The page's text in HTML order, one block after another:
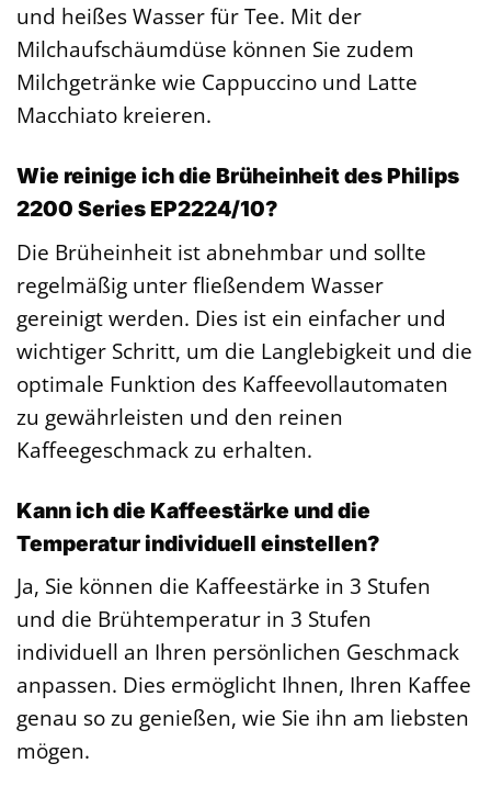
und heißes Wasser für Tee. Mit der
Milchaufschäumdüse können Sie zudem
Milchgetränke wie Cappuccino und Latte
Macchiato kreieren.
Wie reinige ich die Brüheinheit des Philips
2200 Series EP2224/10?
Die Brüheinheit ist abnehmbar und sollte
regelmäßig unter fließendem Wasser
gereinigt werden. Dies ist ein einfacher und
wichtiger Schritt, um die Langlebigkeit und die
optimale Funktion des Kaffeevollautomaten
zu gewährleisten und den reinen
Kaffeegeschmack zu erhalten.
Kann ich die Kaffeestärke und die
Temperatur individuell einstellen?
Ja, Sie können die Kaffeestärke in 3 Stufen
und die Brühtemperatur in 3 Stufen
individuell an Ihren persönlichen Geschmack
anpassen. Dies ermöglicht Ihnen, Ihren Kaffee
genau so zu genießen, wie Sie ihn am liebsten
mögen.